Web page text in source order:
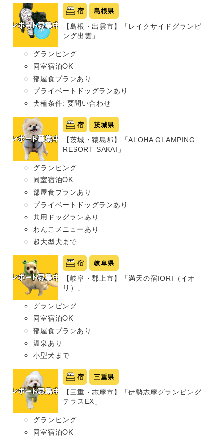
宿 島根県
【島根・出雲市】「レイクサイドグランピ
ング出雲」
グランピング
同室宿泊OK
部屋食プランあり
プライベートドッグランあり
犬種条件: 要問い合わせ
宿 茨城県
【茨城・猿島郡】「ALOHA GLAMPING
RESORT SAKAI」
グランピング
同室宿泊OK
部屋食プランあり
プライベートドッグランあり
共用ドッグランあり
わんこメニューあり
超大型犬まで
宿 岐阜県
【岐阜・郡上市】「満天の宿IORI（イオ
リ）」
グランピング
同室宿泊OK
部屋食プランあり
温泉あり
小型犬まで
宿 三重県
【三重・志摩市】「伊勢志摩グランピング
テラスEX」
グランピング
同室宿泊OK